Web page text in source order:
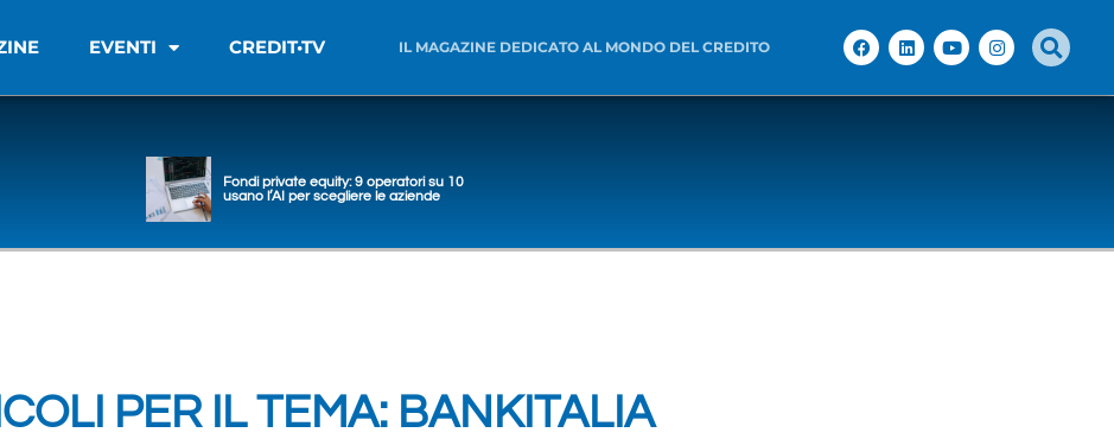
EVENTI CREDIT•TV IL MAGAZINE DEDICATO AL MONDO DEL CREDITO
Fondi private equity: 9 operatori su 10
usano l’AI per scegliere le aziende
PER IL TEMA: BANKITALIA